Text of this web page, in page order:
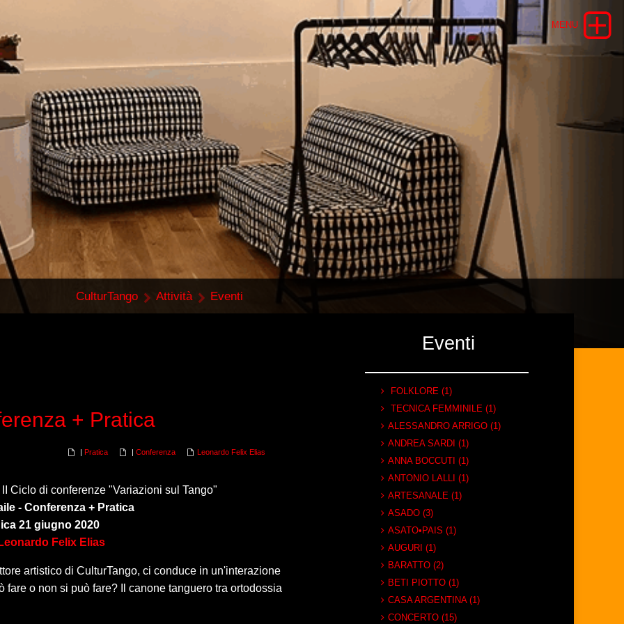
CulturTango Attività Eventi
+ Pratica
Leonardo Felix Elias
| Conferenza
| Pratica
Ciclo di conferenze "Variazioni sul Tango"
- Conferenza + Pratica
21 giugno 2020
Felix Elias
artistico di CulturTango, ci conduce in un'interazione
o non si può fare? Il canone tanguero tra ortodossia
Eventi
FOLKLORE (1)
TECNICA FEMMINILE (1)
ALESSANDRO ARRIGO (1)
ANDREA SARDI (1)
ANNA BOCCUTI (1)
ANTONIO LALLI (1)
ARTESANALE (1)
ASADO (3)
ASATO•PAIS (1)
AUGURI (1)
BARATTO (2)
BETI PIOTTO (1)
CASA ARGENTINA (1)
CONCERTO (15)